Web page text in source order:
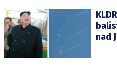
nad